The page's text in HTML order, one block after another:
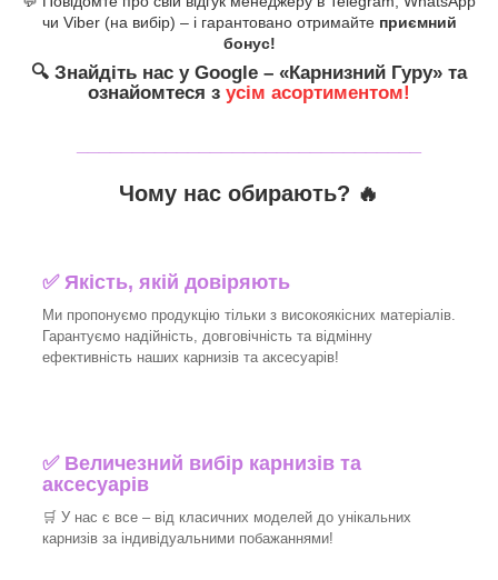
чи Viber (на вибір) – і гарантовано отримайте приємний
бонус!
🔍 Знайдіть нас у Google – «Карнизний Гуру» та
ознайомтеся з усім асортиментом!
Чому нас обирають? 🔥
✅Якість, якій довіряють
Ми пропонуємо продукцію тільки з високоякісних матеріалів.
Гарантуємо надійність, довговічність та відмінну
ефективність наших карнизів та аксесуарів!
✅ Величезний вибір карнизів та
аксесуарів
🛒 У нас є все – від класичних моделей до унікальних
карнизів за індивідуальними побажаннями!